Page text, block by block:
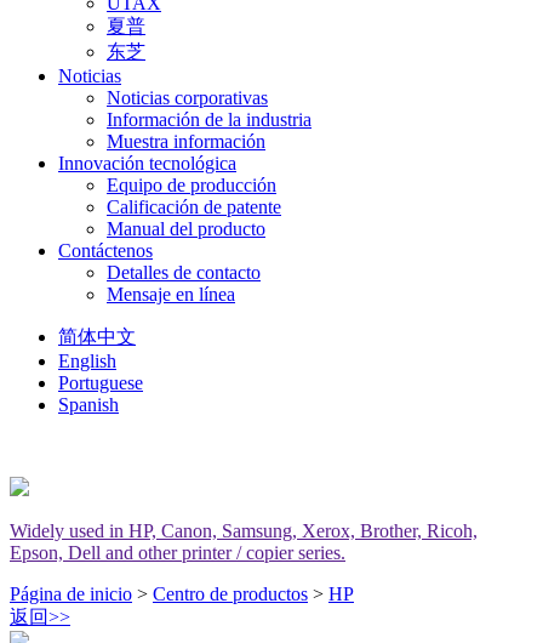
夏普
东芝
Noticias
Noticias corporativas
Información de la industria
Muestra información
Innovación tecnológica
Equipo de producción
Calificación de patente
Manual del producto
Contáctenos
Detalles de contacto
Mensaje en línea
简体中文
English
Portuguese
Spanish
Widely used in HP, Canon, Samsung, Xerox, Brother, Ricoh,
Epson, Dell and other printer / copier series.
Página de inicio > Centro de productos > HP
返回>>